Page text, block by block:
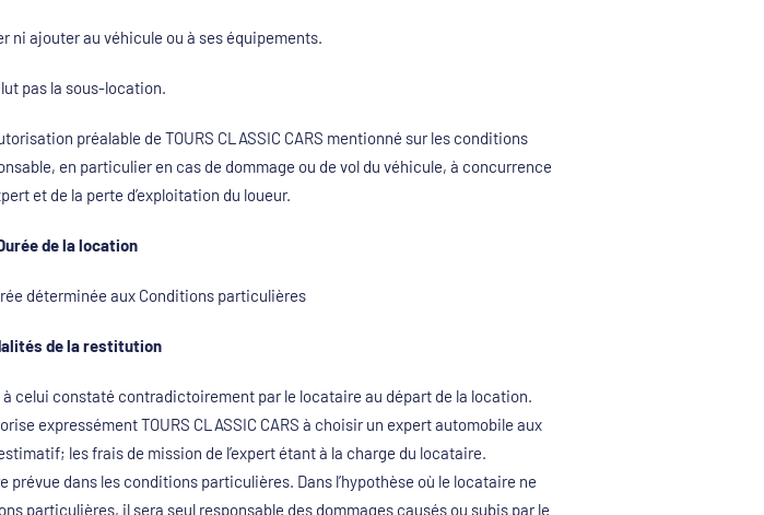
ni ajouter au véhicule ou à ses équipements.
pas la sous-location.
préalable de TOURS CLASSIC CARS mentionné sur les conditions
en particulier en cas de dommage ou de vol du véhicule, à concurrence
et de la perte d’exploitation du loueur.
de la location
déterminée aux Conditions particulières
de la restitution
celui constaté contradictoirement par le locataire au départ de la location.
expressément TOURS CLASSIC CARS à choisir un expert automobile aux
les frais de mission de l’expert étant à la charge du locataire.
dans les conditions particulières. Dans l’hypothèse où le locataire ne
particulières, il sera seul responsable des dommages causés ou subis par le